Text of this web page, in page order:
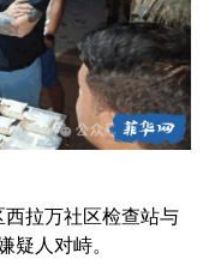
西拉万社区检查站与
疑人对峙。